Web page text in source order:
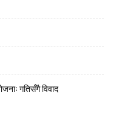
गतिसँगै विवाद